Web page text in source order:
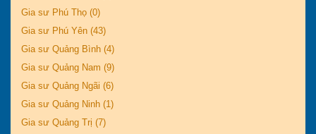
Gia sư Phú Thọ (0)
Gia sư Phú Yên (43)
Gia sư Quảng Bình (4)
Gia sư Quảng Nam (9)
Gia sư Quảng Ngãi (6)
Gia sư Quảng Ninh (1)
Gia sư Quảng Trị (7)